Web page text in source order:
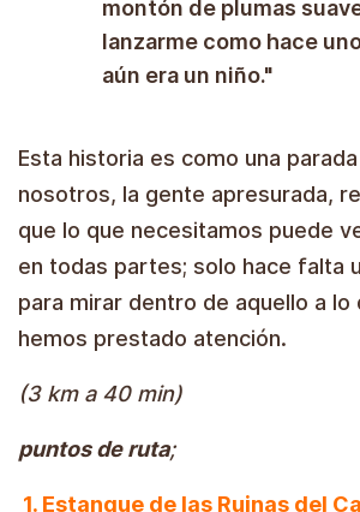
montón de plumas
lanzarme como hace
aún era un niño."
Esta historia es como una
nosotros, la gente apresurada,
que lo que necesitamos puede
en todas partes; solo hace falta
para mirar dentro de aquello a lo
hemos prestado atención.
(3 km a 40 min)
puntos de ruta;
1. Estanque de las Ruinas del